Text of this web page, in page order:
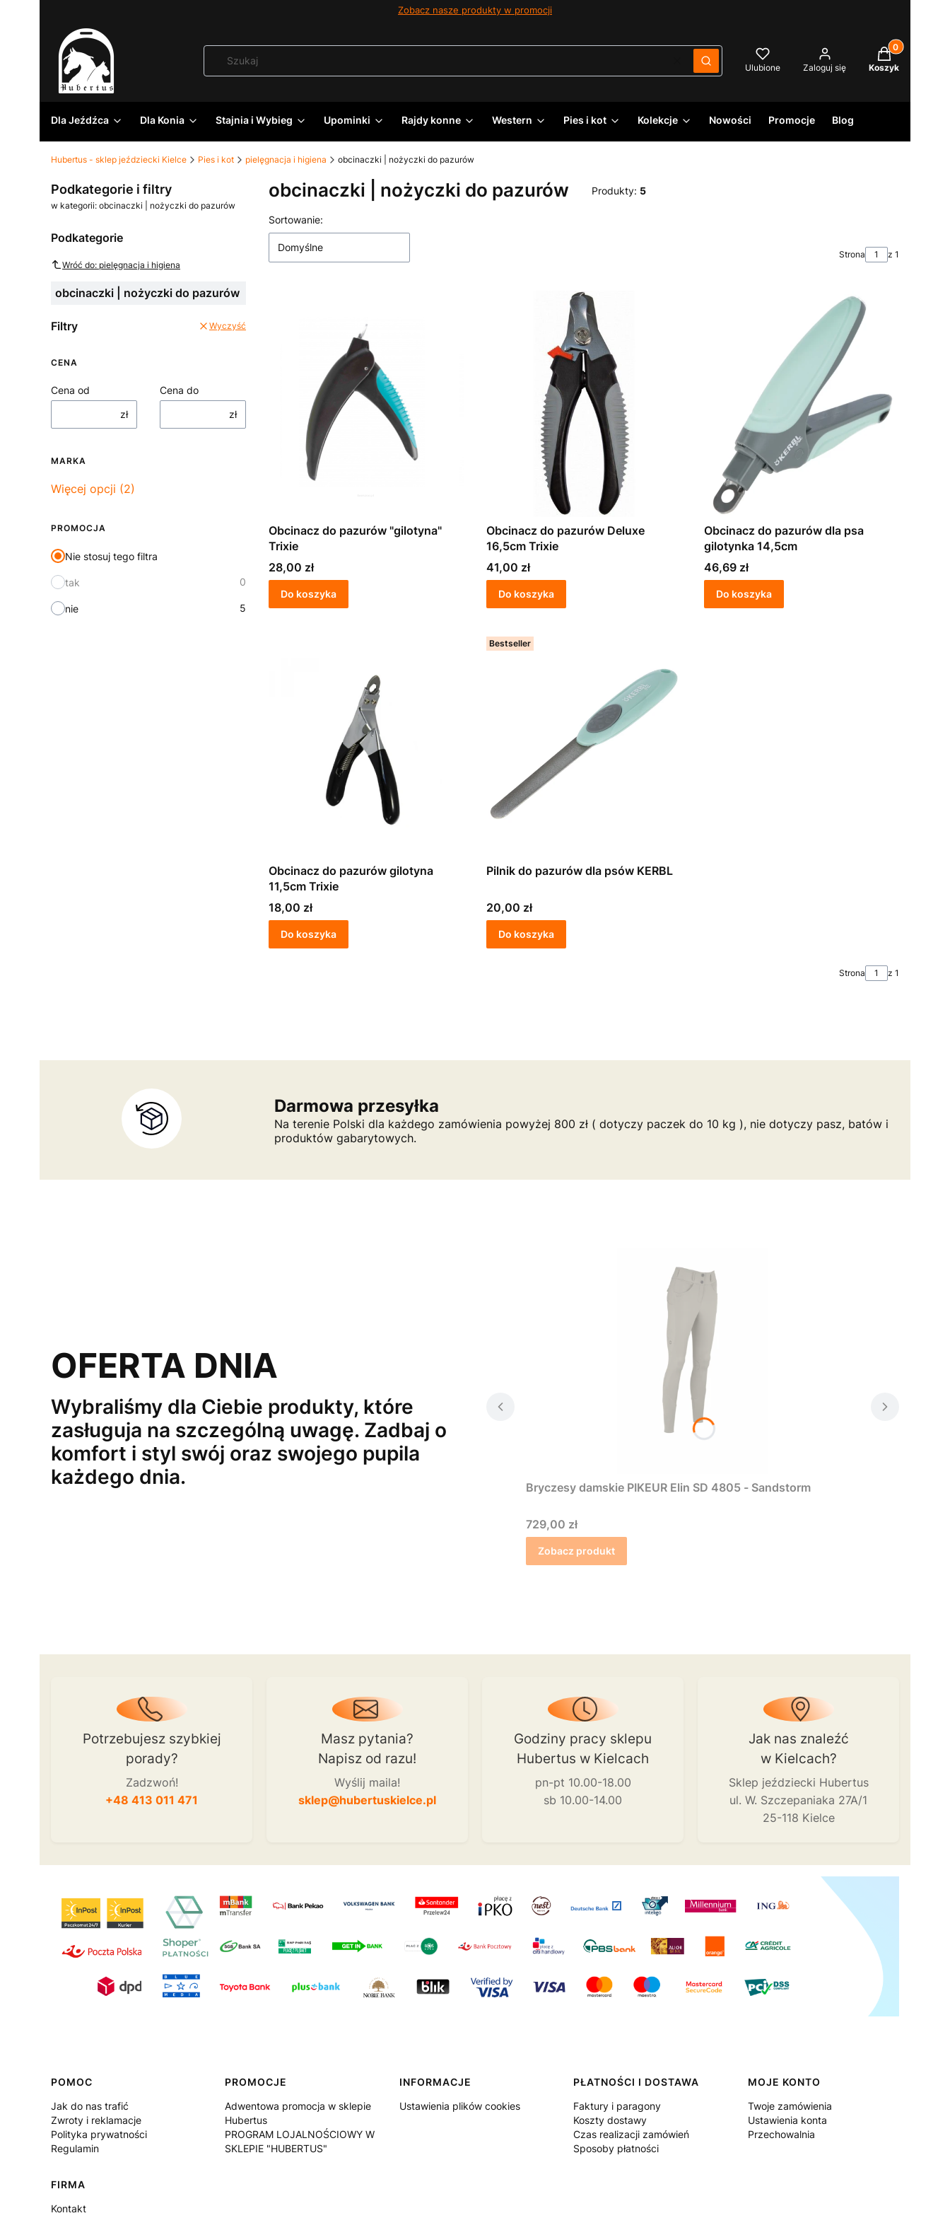
Zobacz nasze produkty w promocji
WyczyśćSzukaj Ulubione Zaloguj się
Produkty w
Koszyk
Dla Jeźdźca Dla Konia Stajnia i Wybieg Upominki Rajdy konne Western Pies i kot Kolekcje Nowości Promocje Blog
Hubertus - sklep jeździecki Kielce Pies i kot pielęgnacja i higiena obcinaczki | nożyczki do pazurów
Podkategorie i filtry
w kategorii: obcinaczki | nożyczki do pazurów
Podkategorie
Wróć do: pielęgnacja i higiena
obcinaczki | nożyczki do pazurów
Filtry Wyczyść
CENA
Cena od
zł
Cena do
zł
MARKA
Marka
Więcej opcji (2)
PROMOCJA
Nie stosuj tego filtra
tak 0
nie 5
obcinaczki | nożyczki do pazurów Produkty: 5
Lista produktów
Sortowanie:
Domyślne
Strona z 1
Obcinacz do pazurów "gilotyna"
Trixie
Cena
28,00 zł
Do koszyka
Obcinacz do pazurów Deluxe
16,5cm Trixie
Cena
41,00 zł
Do koszyka
Obcinacz do pazurów dla psa
gilotynka 14,5cm
Cena
46,69 zł
Do koszyka
Obcinacz do pazurów gilotyna
11,5cm Trixie
Cena
18,00 zł
Do koszyka
Bestseller
Pilnik do pazurów dla psów KERBL
Cena
20,00 zł
Do koszyka
Strona z 1
Darmowa przesyłka
Na terenie Polski dla każdego zamówienia powyżej 800 zł ( dotyczy paczek do 10 kg ), nie dotyczy pasz, batów i
produktów gabarytowych.
OFERTA DNIA
Wybraliśmy dla Ciebie produkty, które
zasługuja na szczególną uwagę. Zadbaj o
komfort i styl swój oraz swojego pupila
każdego dnia.
Bryczesy damskie PIKEUR Elin SD 4805 - Sandstorm
Cena
729,00 zł
Zobacz produkt
Potrzebujesz szybkiej
porady?
Zadzwoń!
+48 413 011 471
Masz pytania?
Napisz od razu!
Wyślij maila!
sklep@hubertuskielce.pl
Godziny pracy sklepu
Hubertus w Kielcach
pn-pt 10.00-18.00
sb 10.00-14.00
Jak nas znaleźć
w Kielcach?
Sklep jeździecki Hubertus
ul. W. Szczepaniaka 27A/1
25-118 Kielce
Linki w stopce
POMOC
Jak do nas trafić
Zwroty i reklamacje
Polityka prywatności
Regulamin
PROMOCJE
Adwentowa promocja w sklepie
Hubertus
PROGRAM LOJALNOŚCIOWY W
SKLEPIE "HUBERTUS"
INFORMACJE
Ustawienia plików cookies
PŁATNOŚCI I DOSTAWA
Faktury i paragony
Koszty dostawy
Czas realizacji zamówień
Sposoby płatności
MOJE KONTO
Twoje zamówienia
Ustawienia konta
Przechowalnia
FIRMA
Kontakt